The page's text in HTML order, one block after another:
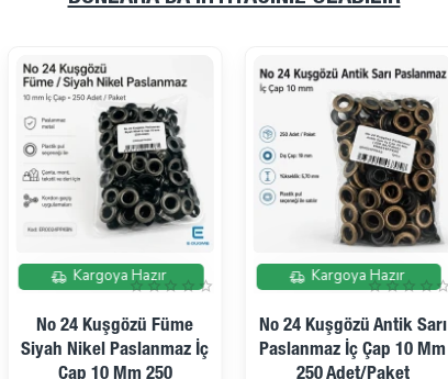
İndirimde
Kargoya Hazır
No 24 Kuşgözü Füme
Siyah Nikel Paslanmaz İç
Çap 10 Mm 250
İndirimde
Kargoya Hazır
No 24 Kuşgözü Antik Sarı
Paslanmaz İç Çap 10 Mm
250 Adet/Paket